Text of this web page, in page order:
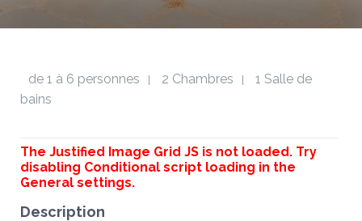
de 1 à 6 personnes 2 Chambres
1 Salle de
bains
The Justified Image Grid JS is not loaded. Try
disabling Conditional script loading in the
General settings.
Description